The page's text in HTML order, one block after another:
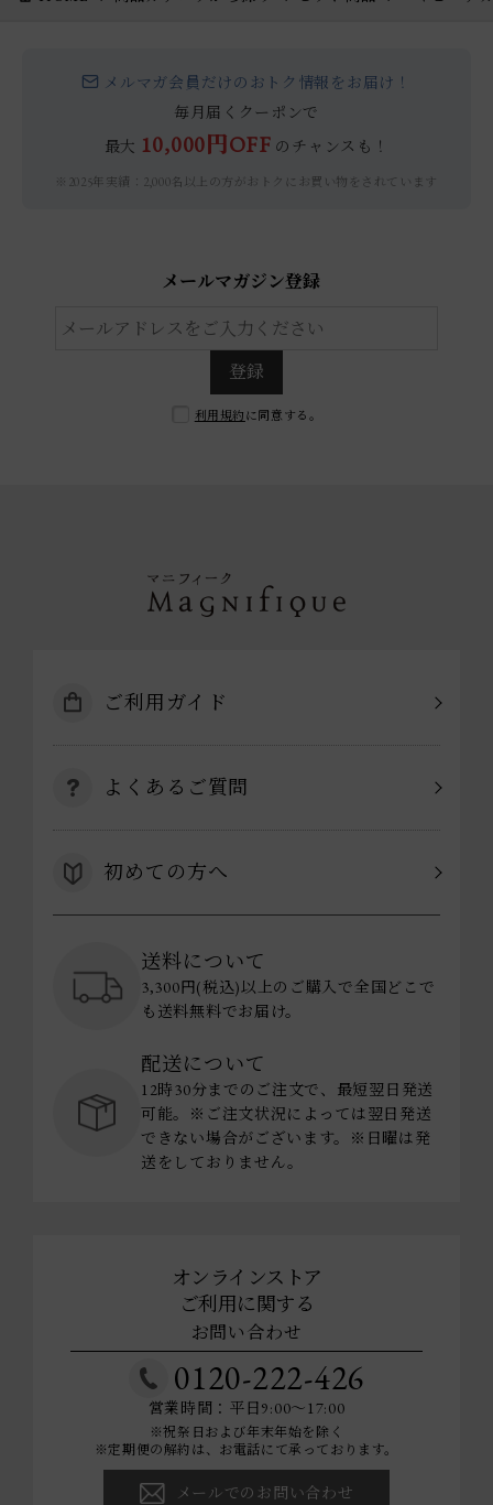
メルマガ会員だけのおトク情報をお届け！
毎月届くクーポンで
最大 10,000円OFF のチャンスも！
※2025年実績：2,000名以上の方がおトクにお買い物をされています
メールマガジン登録
登録
利用規約 に同意する。
ご利用ガイド
よくあるご質問
初めての方へ
送料について
3,300円(税込)以上のご購入で全国どこで
も送料無料でお届け。
配送について
12時30分までのご注文で、最短翌日発送
可能。※ご注文状況によっては翌日発送
できない場合がございます。※日曜は発
送をしておりません。
オンラインストア
ご利用に関する
お問い合わせ
0120-222-426
営業時間：平日9:00～17:00
※祝祭日および年末年始を除く
※定期便の解約は、お電話にて承っております。
メールでのお問い合わせ